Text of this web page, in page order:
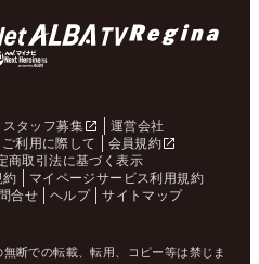
スタッフ募集
運営会社
ご利用に際して
会員規約
商取引法に基づく表示
約
マイページサービス利用規約
合せ ヘルプ サイトマップ
断での転載、転用、コピー等は禁じま